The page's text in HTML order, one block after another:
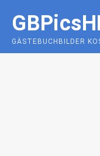
content
GÄSTEBUCHBILDER